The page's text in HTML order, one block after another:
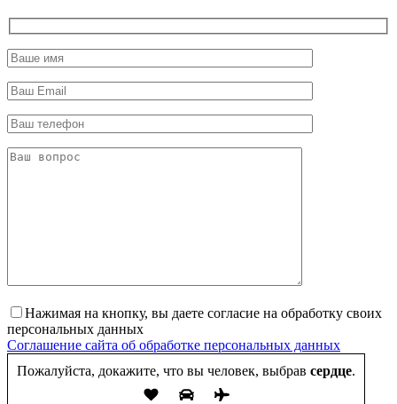
Нажимая на кнопку, вы даете согласие на обработку своих
персональных данных
Соглашение сайта об обработке персональных данных
Пожалуйста, докажите, что вы человек, выбрав сердце.